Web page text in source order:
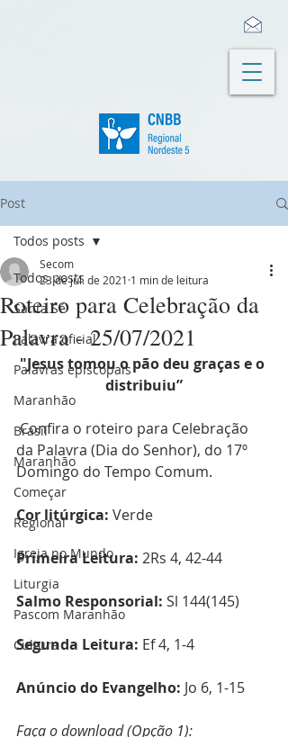
Post
Todos posts
Santa Sé
Palavra oficial
Palavras episcopais
Maranhão
Brasil
Maranhão
Começar
Regional
Igreja no Mundo
Liturgia
Pascom Maranhão
Cultura
Todos posts
Roteiro para Celebração da
Palavra - 25/07/2021
Secom
23 de jul. de 2021 1 min de leitura
"Jesus tomou o pão deu graças e o
distribuiu”
Confira o roteiro para Celebração
da Palavra (Dia do Senhor), do 17º
Domingo do Tempo Comum.
Cor litúrgica: Verde
Primeira Leitura: 2Rs 4, 42-44
Salmo Responsorial: Sl 144(145)
Segunda Leitura: Ef 4, 1-4
Anúncio do Evangelho: Jo 6, 1-15
Faça o download (Opção 1):